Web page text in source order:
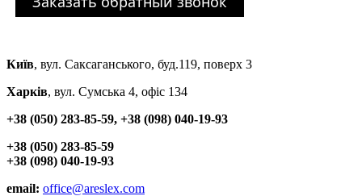
Київ, вул. Саксаганського, буд.119, поверх 3
Харків, вул. Сумська 4, офіс 134
+38 (050) 283-85-59, +38 (098) 040-19-93
+38 (050) 283-85-59
+38 (098) 040-19-93
email: office@areslex.com